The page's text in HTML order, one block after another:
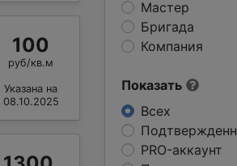
Мастер
Бригада
Компания
Показать
Всех
PRO-аккаунт
100
руб/кв.м
Указана на
08.10.2025